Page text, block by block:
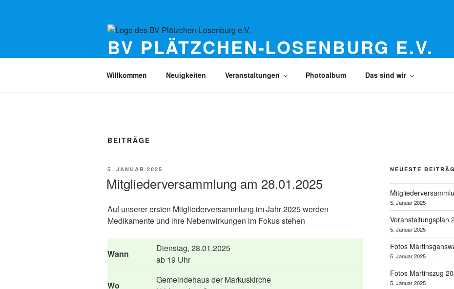
BV PLÄTZCHEN-LOSENBURG E.V.
Willkommen Neuigkeiten Veranstaltungen Photoalbum Das sind wir
BEITRÄGE
VERÖFFENTLICHT
5. JANUAR 2025
Mitgliederversammlung am 28.01.2025
Auf unserer ersten Mitgliederversammlung im Jahr 2025 werden
Medikamente und ihre Nebenwirkungen im Fokus stehen
Wann
Dienstag, 28.01.2025
ab 19 Uhr
Wo
Gemeindehaus der Markuskirche
NEUESTE
5. Januar 2025
Veranstaltungsplan
5. Januar 2025
Fotos
5. Januar 2025
Fotos Martinszug
5. Januar 2025